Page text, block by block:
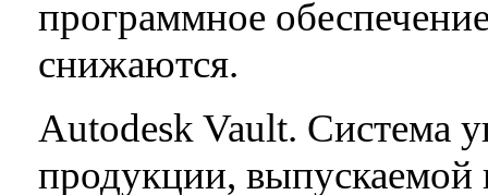
программное
снижаются.
Autodesk Vault. Система
продукции,